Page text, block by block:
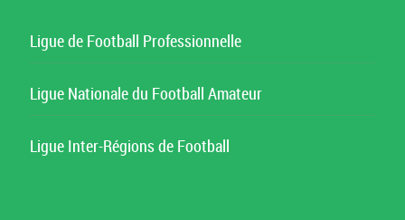
Ligue de Football Professionnelle
Ligue Nationale du Football Amateur
Ligue Inter-Régions de Football